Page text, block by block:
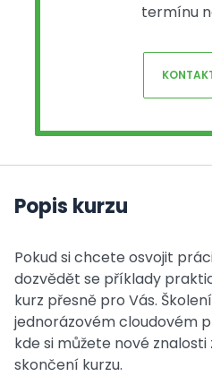
termínu
Popis kurzu
Pokud si chcete osvojit
dozvědět se příklady
kurz přesně pro Vás.
jednorázovém cloudovém
kde si můžete nové
skončení kurzu.